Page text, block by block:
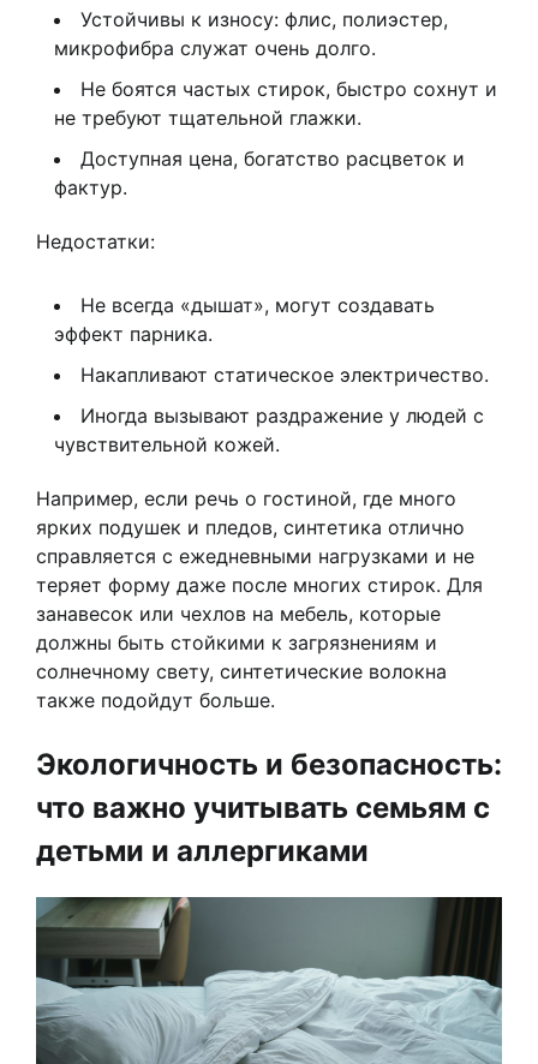
Устойчивы к износу: флис, полиэстер,
микрофибра служат очень долго.
Не боятся частых стирок, быстро сохнут и
не требуют тщательной глажки.
Доступная цена, богатство расцветок и
фактур.
Недостатки:
Не всегда «дышат», могут создавать
эффект парника.
Накапливают статическое электричество.
Иногда вызывают раздражение у людей с
чувствительной кожей.
Например, если речь о гостиной, где много
ярких подушек и пледов, синтетика отлично
справляется с ежедневными нагрузками и не
теряет форму даже после многих стирок. Для
занавесок или чехлов на мебель, которые
должны быть стойкими к загрязнениям и
солнечному свету, синтетические волокна
также подойдут больше.
Экологичность и безопасность:
что важно учитывать семьям с
детьми и аллергиками